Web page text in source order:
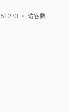
51273 · 访客数